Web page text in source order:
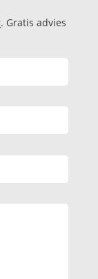
. Gratis advies